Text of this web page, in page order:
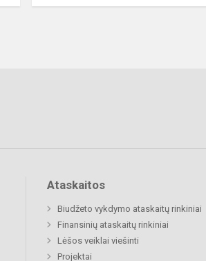
Ataskaitos
Biudžeto vykdymo ataskaitų rinkiniai
Finansinių ataskaitų rinkiniai
Lėšos veiklai viešinti
Projektai